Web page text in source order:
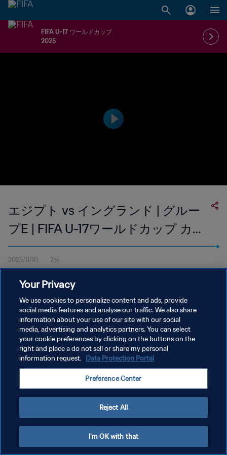
FIFA U-17 ワールドカップ
2025
エジプト vs イングランド | グルー
プE | FIFA U-17ワールドカップ カタ
ール2025 | ハイライト
2025/11/10 2分
11月10日（月）現地時間18:45よりドーハのアスパイア・ゾーンで
行われたエジプト対イングランド戦のハイライトを視聴
プライバシーポリシー
サービス利用規約
クッキー設定の管理
Copyright © 1994 - 2026 FIFA. All rights reserved.
Your Privacy
We use cookies to personalize content and ads, provide
social media features and analyse our traffic. We also share
information about your use of our site with our social
media, advertising and analytics partners. You can select
your cookie preferences by clicking on the buttons on the
right and place a do not sell or share my personal
information request. Data Protection Portal
Preference Center
Reject All
I'm OK with that